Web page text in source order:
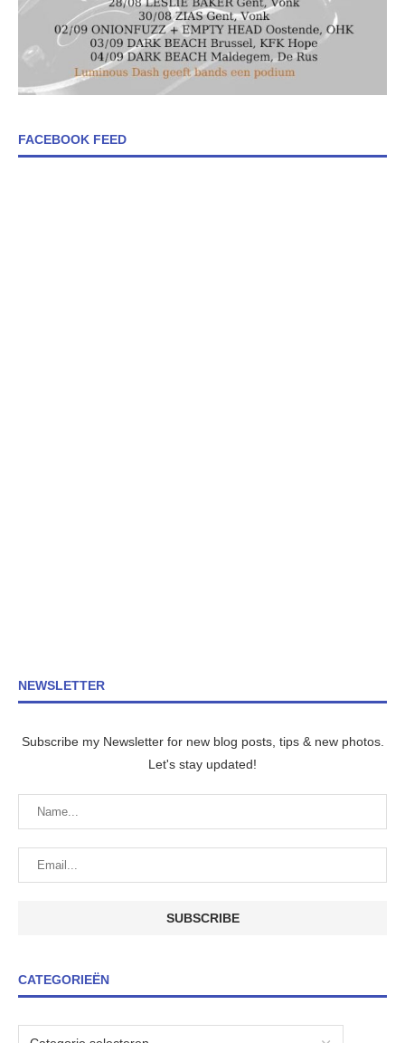
FACEBOOK FEED
NEWSLETTER
Subscribe my Newsletter for new blog posts, tips & new photos.
Let's stay updated!
CATEGORIEËN